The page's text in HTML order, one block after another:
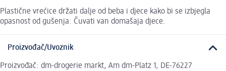
Plastične vrećice držati dalje od beba i djece kako bi se izbjegla
opasnost od gušenja. Čuvati van domašaja djece.
Proizvođač/Uvoznik
Proizvođač: dm-drogerie markt, Am dm-Platz 1, DE-76227